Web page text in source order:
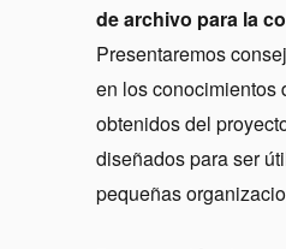
de archivo para la
Presentaremos
en los conocimientos
obtenidos del
diseñados para ser
pequeñas